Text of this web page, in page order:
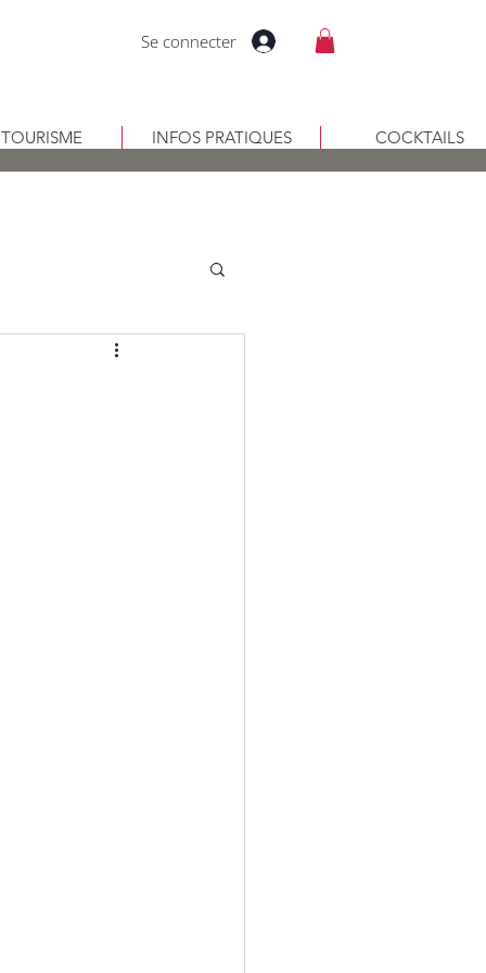
Se connecter
INFOS PRATIQUES COCKTAILS